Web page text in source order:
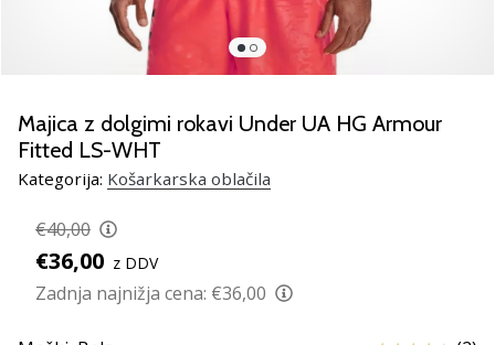
kot
brend
ambasador/ka.
Prikaži
vse
Majica z dolgimi rokavi Under UA HG Armour
Fitted LS-WHT
Kategorija: Košarkarska oblačila
€40,00
€36,00 z DDV
Zadnja najnižja cena: €36,00